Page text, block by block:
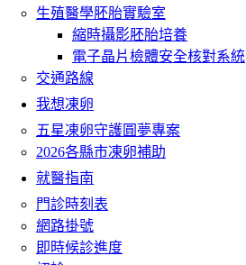
生殖醫學胚胎實驗室
縮時攝影胚胎培養
電子晶片檢體安全核對系統
交通路線
我想凍卵
五星凍卵守護圓夢專案
2026各縣市凍卵補助
就醫指南
門診時刻表
網路掛號
即時候診進度